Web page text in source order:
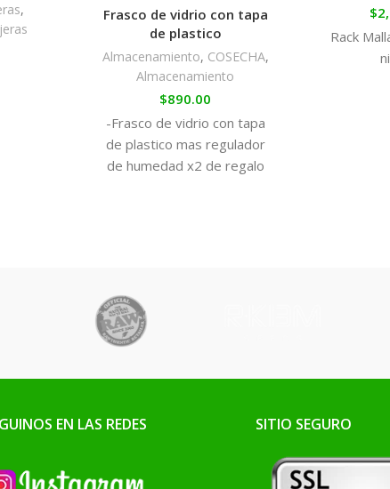
,
Frasco de vidrio con tapa
de plastico
Almacenamiento, COSECHA,
Almacenamiento
$890.00
-Frasco de vidrio con tapa
de plastico mas regulador
de humedad x2 de regalo
$
Rack
EN LAS REDES SITIO SEGURO